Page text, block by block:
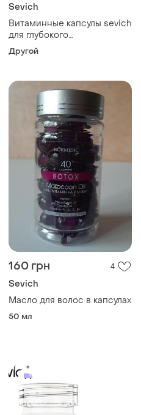
Sevich
Витаминные капсулы sevich
для глубокого
восстановления волос
(красные) 30 шт масло
Другой
160 грн 4
Sevich
Масло для волос в капсулах
50 мл